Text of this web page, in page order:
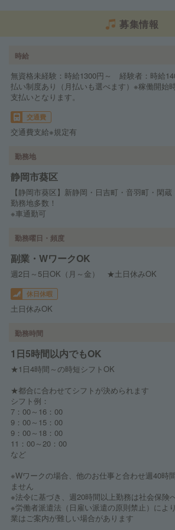
募集情報
時給
無資格未経験：時給1300円～ 経験者：時給
払い制度あり（月払いも選べます）※稼働開始
支払いとなります。
交通費
交通費支給※規定有
勤務地
静岡市葵区
【静岡市葵区】新静岡・日吉町・音羽町・閑
勤務地多数！
※車通勤可
勤務曜日・頻度
副業・WワークOK
週2日～5日OK（月～金） ★土日休みOK
休日休暇
土日休みOK
勤務時間
1日5時間以内でもOK
★1日4時間～の時短シフトOK
★都合に合わせてシフトが決められます
シフト例：
7：00～16：00
9：00～15：00
9：00～18：00
11：00～20：00
など
※Wワークの場合、他のお仕事と合わせ週40時
ません
※法令に基づき、週20時間以上勤務は社会保険
※労働者派遣法（日雇い派遣の原則禁止）によ
業はご案内が難しい場合があります